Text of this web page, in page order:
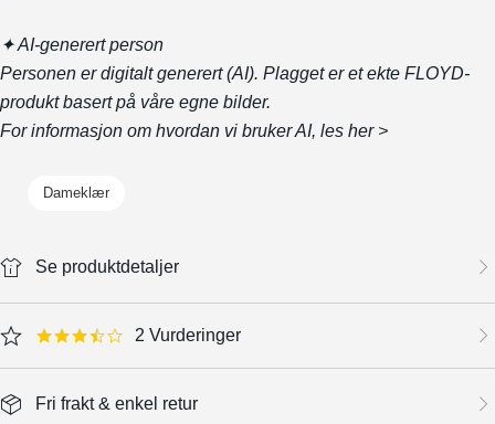
✦ AI-generert person
Personen er digitalt generert (AI). Plagget er et ekte FLOYD-
produkt basert på våre egne bilder.
For informasjon om hvordan vi bruker AI, les her >
Dameklær
Se produktdetaljer
3.5 star rating 2 Vurderinger
Fri frakt & enkel retur